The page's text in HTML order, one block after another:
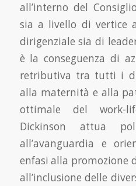
all’interno del
sia a livello di vertice
dirigenziale sia di
è la conseguenza di
retributiva tra tutti i
alla maternità e alla
ottimale del work-
Dickinson attua
all’avanguardia e
enfasi alla promozione
all’inclusione delle